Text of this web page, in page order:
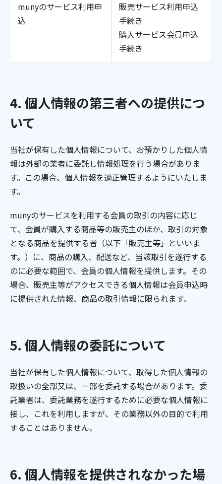
munyのサービス利用申
込
販売サービス利用申込
手続き
購入サービス会員申込
手続き
4. 個人情報の第三者への提供につ
いて
当社が保有した個人情報について、お預かりした個人情
報は外部の業者に委託し情報処理を行う場合がありま
す。この場合、個人情報を適正管理するようにいたしま
す。
munyのサービスを利用する会員の取引の内容に応じ
て、会員が購入する商品等の販売主のほか、取引の対象
となる商品を提供する者（以下「販売主等」といいま
す。）に、商品の購入、配送など、当該取引を遂行する
のに必要な範囲で、会員の個人情報を提供します。その
場合、販売主等がアクセスできる個人情報は会員申込時
に提供された情報、商品の取引情報に限られます。
5. 個人情報の委託について
当社が保有した個人情報について、取得した個人情報の
取扱いの全部又は、一部を委託する場合があります。委
託業者は、委託業務を遂行するために必要な個人情報に
接し、これを利用しますが、その業務以外の目的で利用
することはありません。
6. 個人情報を提供されなかった場